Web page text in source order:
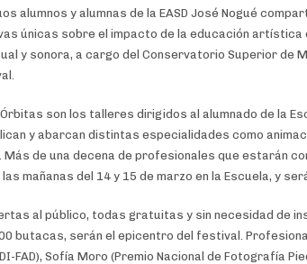
alumnos y alumnas de la EASD José Nogué
únicas sobre el impacto de la educación
y sonora, a cargo del Conservatorio Superior de
son los talleres dirigidos al alumnado de la
y abarcan distintas especialidades como
de una decena de profesionales que estarán
mañanas del 14 y 15 de marzo en la Escuela, y
al público, todas gratuitas y sin necesidad de
butacas, serán el epicentro del festival.
FAD), Sofía Moro (Premio Nacional de Fotografía